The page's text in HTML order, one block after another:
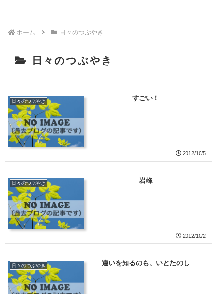
ホーム 日々のつぶやき
日々のつぶやき
日々のつぶやき すごい！
2012/10/5
日々のつぶやき 岩峰
2012/10/2
日々のつぶやき 違いを知るのも、いとたのし